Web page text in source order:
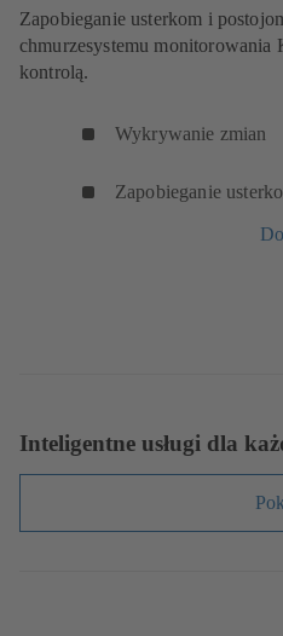
Zapobieganie usterkom i
chmurzesystemu
kontrolą.
Wykrywanie zmian
Zapobieganie
Inteligentne usługi dla